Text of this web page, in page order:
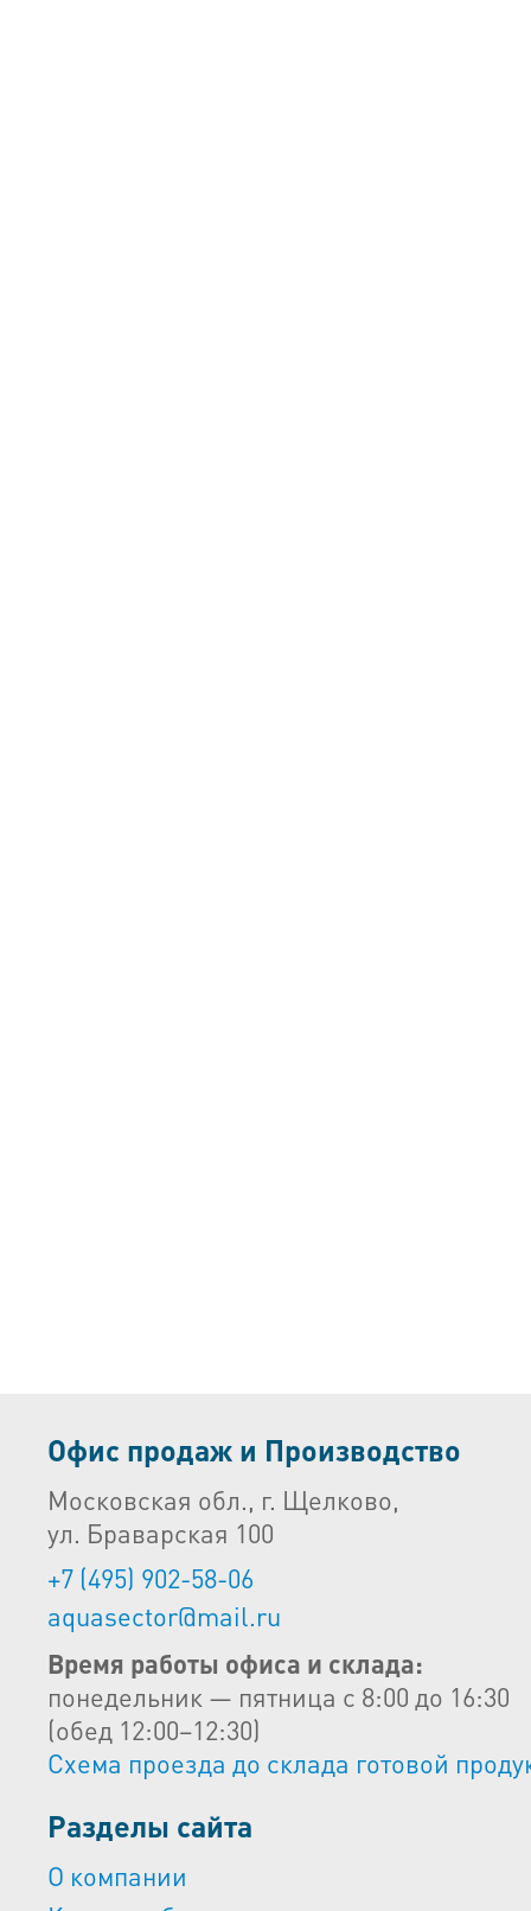
Офис продаж и Производство
Московская обл., г. Щелково,
ул. Браварская 100
+7 (495) 902-58-06
aquasector@mail.ru
Время работы офиса и склада:
понедельник — пятница с 8:00 до 16:30
(обед 12:00–12:30)
Схема проезда до склада готовой
Разделы сайта
О компании